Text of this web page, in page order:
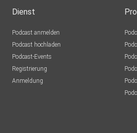
Dienst
Podcast anmelden
Podcast hochladen
Podcast-Events
Registrierung
Anmeldung